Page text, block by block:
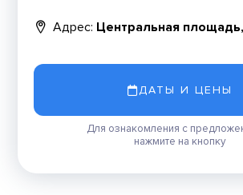
Адрес: Центральная
ДАТЫ И ЦЕНЫ
Для ознакомления с
нажмите на кнопку